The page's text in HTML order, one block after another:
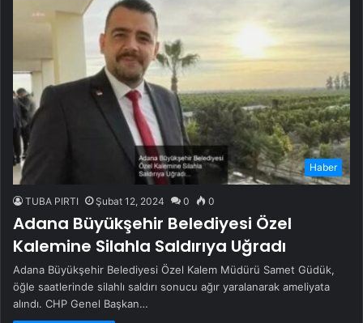
Haber
TUBA PIRTI Şubat 12, 2024 0 0
Adana Büyükşehir Belediyesi Özel
Kalemine Silahla Saldırıya Uğradı
Adana Büyükşehir Belediyesi Özel Kalem Müdürü Samet Güdük,
öğle saatlerinde silahlı saldırı sonucu ağır yaralanarak ameliyata
alındı. CHP Genel Başkan…